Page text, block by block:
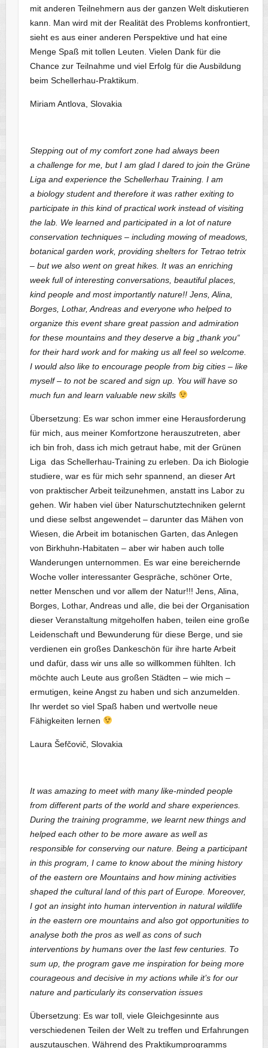
mit anderen Teilnehmern aus der ganzen Welt diskutieren
kann. Man wird mit der Realität des Problems konfrontiert,
sieht es aus einer anderen Perspektive und hat eine
Menge Spaß mit tollen Leuten. Vielen Dank für die
Chance zur Teilnahme und viel Erfolg für die Ausbildung
beim Schellerhau-Praktikum.
Miriam Antlova, Slovakia
Stepping out of my comfort zone had always been
a challenge for me, but I am glad I dared to join the Grüne
Liga and experience the Schellerhau Training. I am
a biology student and therefore it was rather exiting to
participate in this kind of practical work instead of visiting
the lab. We learned and participated in a lot of nature
conservation techniques – including mowing of meadows,
botanical garden work, providing shelters for Tetrao tetrix
– but we also went on great hikes. It was an enriching
week full of interesting conversations, beautiful places,
kind people and most importantly nature!! Jens, Alina,
Borges, Lothar, Andreas and everyone who helped to
organize this event share great passion and admiration
for these mountains and they deserve a big „thank you“
for their hard work and for making us all feel so welcome.
I would also like to encourage people from big cities – like
myself – to not be scared and sign up. You will have so
much fun and learn valuable new skills
Übersetzung: Es war schon immer eine Herausforderung
für mich, aus meiner Komfortzone herauszutreten, aber
ich bin froh, dass ich mich getraut habe, mit der Grünen
Liga das Schellerhau-Training zu erleben. Da ich Biologie
studiere, war es für mich sehr spannend, an dieser Art
von praktischer Arbeit teilzunehmen, anstatt ins Labor zu
gehen. Wir haben viel über Naturschutztechniken gelernt
und diese selbst angewendet – darunter das Mähen von
Wiesen, die Arbeit im botanischen Garten, das Anlegen
von Birkhuhn-Habitaten – aber wir haben auch tolle
Wanderungen unternommen. Es war eine bereichernde
Woche voller interessanter Gespräche, schöner Orte,
netter Menschen und vor allem der Natur!!! Jens, Alina,
Borges, Lothar, Andreas und alle, die bei der Organisation
dieser Veranstaltung mitgeholfen haben, teilen eine große
Leidenschaft und Bewunderung für diese Berge, und sie
verdienen ein großes Dankeschön für ihre harte Arbeit
und dafür, dass wir uns alle so willkommen fühlten. Ich
möchte auch Leute aus großen Städten – wie mich –
ermutigen, keine Angst zu haben und sich anzumelden.
Ihr werdet so viel Spaß haben und wertvolle neue
Fähigkeiten lernen
Laura Šefčovič, Slovakia
It was amazing to meet with many like-minded people
from different parts of the world and share experiences.
During the training programme, we learnt new things and
helped each other to be more aware as well as
responsible for conserving our nature. Being a participant
in this program, I came to know about the mining history
of the eastern ore Mountains and how mining activities
shaped the cultural land of this part of Europe. Moreover,
I got an insight into human intervention in natural wildlife
in the eastern ore mountains and also got opportunities to
analyse both the pros as well as cons of such
interventions by humans over the last few centuries. To
sum up, the program gave me inspiration for being more
courageous and decisive in my actions while it’s for our
nature and particularly its conservation issues
Übersetzung: Es war toll, viele Gleichgesinnte aus
verschiedenen Teilen der Welt zu treffen und Erfahrungen
auszutauschen. Während des Praktikumprogramms